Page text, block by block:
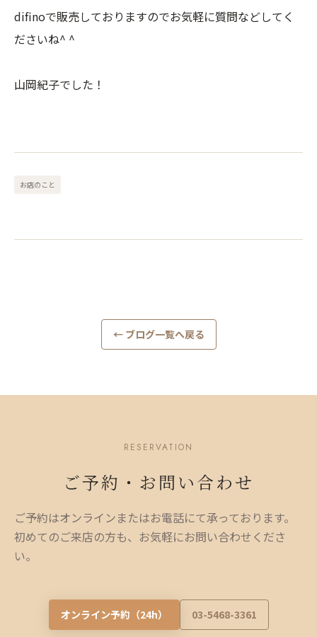
difinoで販売しておりますのでお気軽に質問などしてく
ださいね^ ^
山岡紀子でした！
お店のこと
← ブログ一覧へ戻る
RESERVATION
ご予約・お問い合わせ
ご予約はオンラインまたはお電話にて承っております。
初めてのご来店の方も、お気軽にお問い合わせくださ
い。
オンライン予約（24h） 03-5468-3361